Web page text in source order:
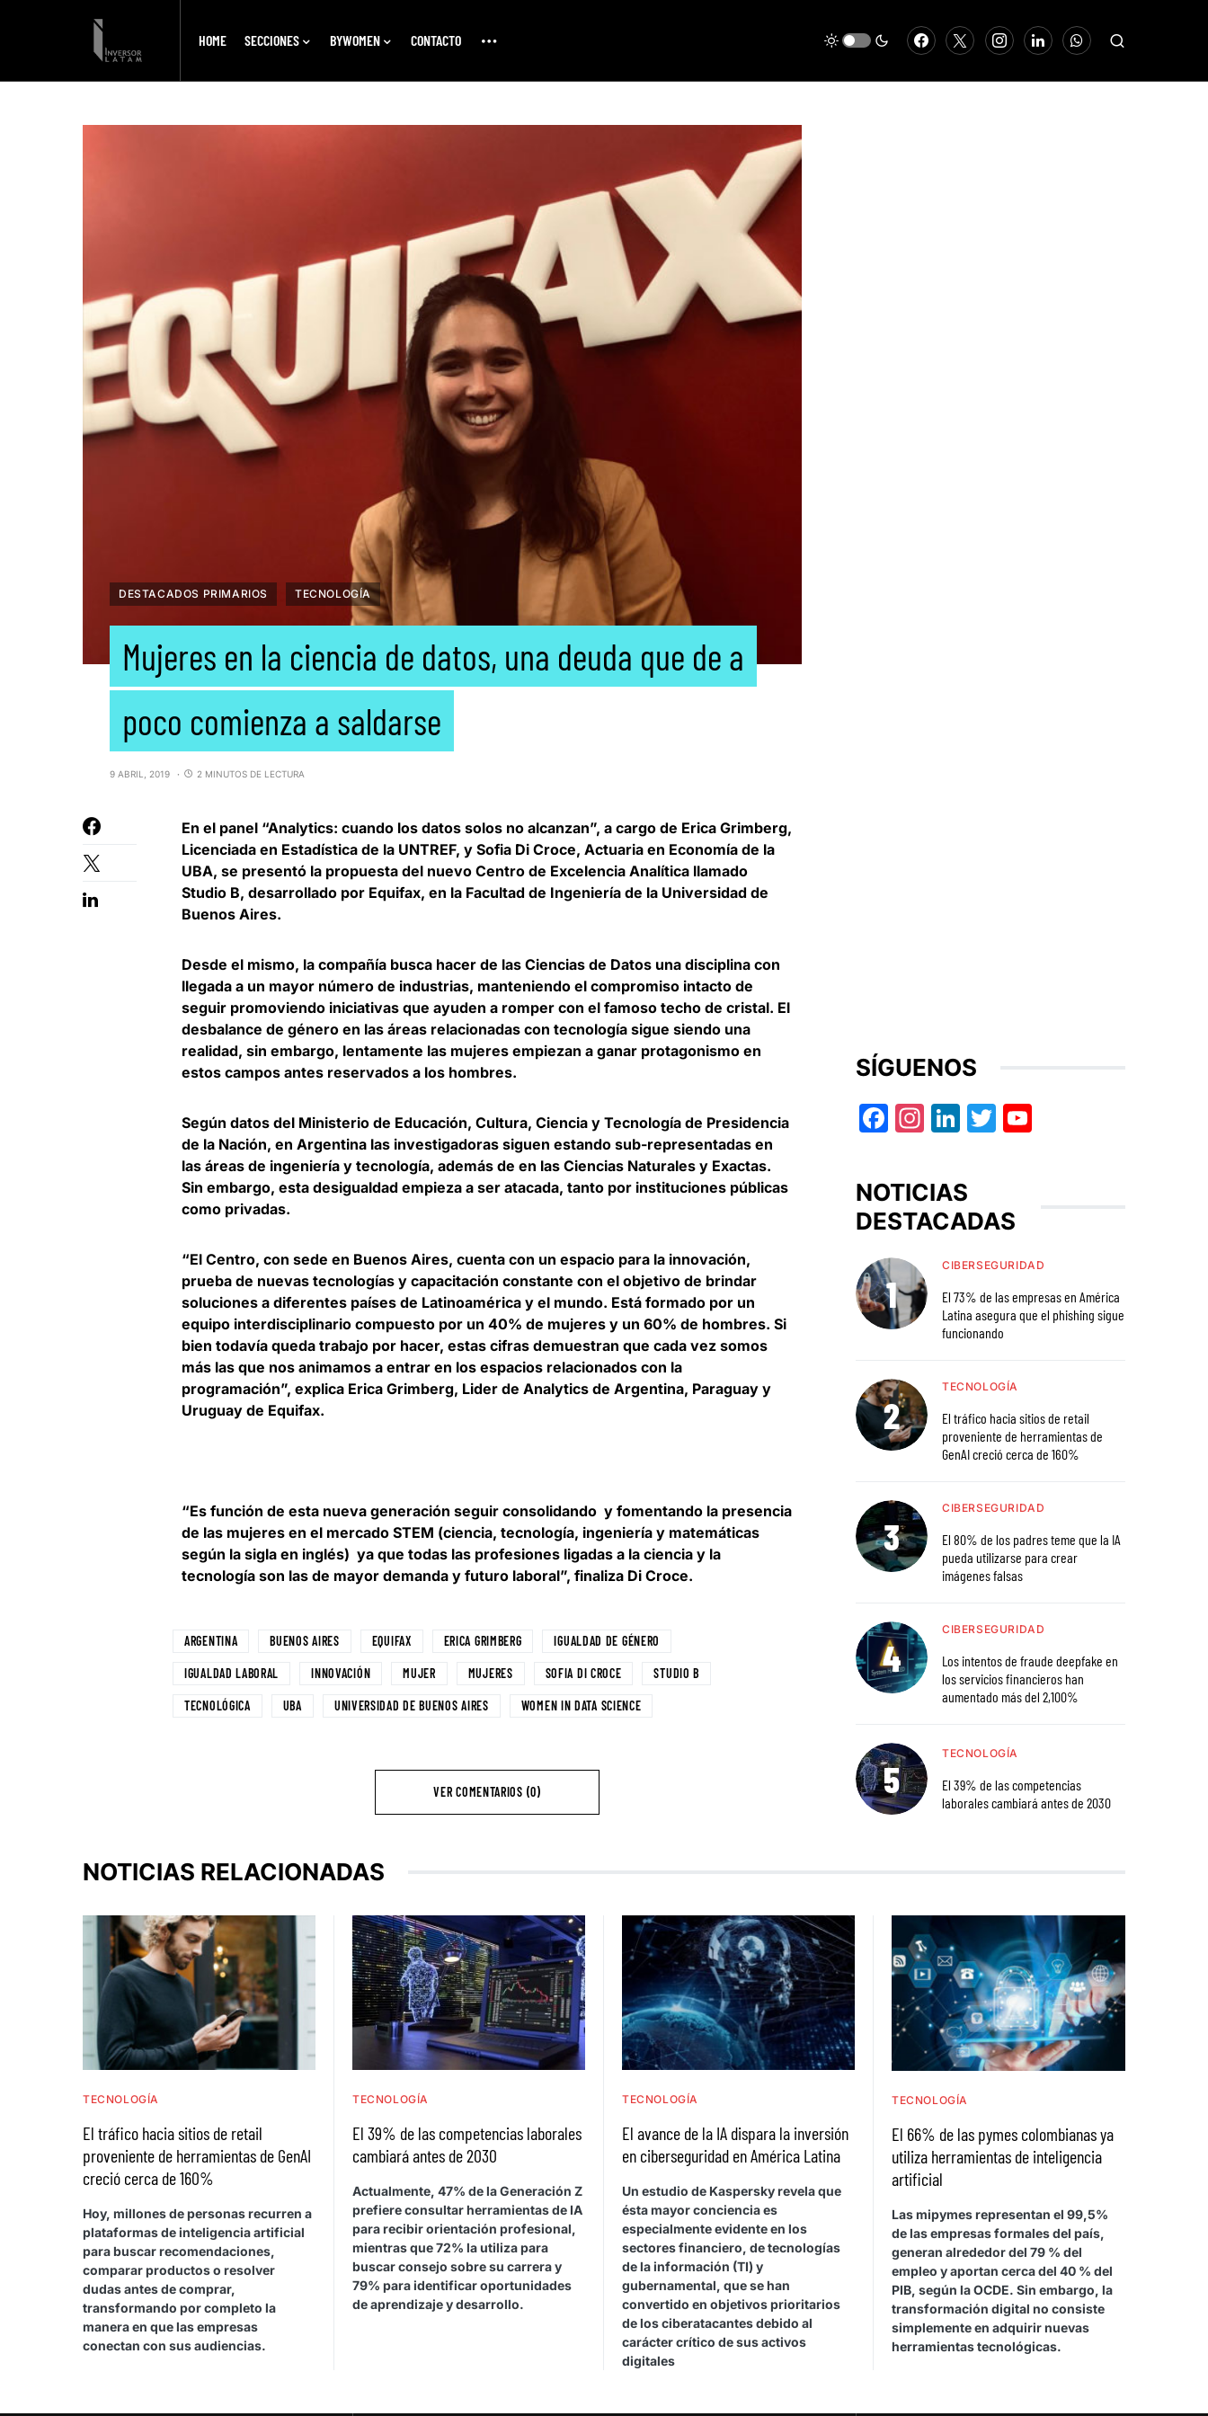
HOME SECCIONES BYWOMEN CONTACTO
DESTACADOS PRIMARIOS TECNOLOGÍA
Mujeres en la ciencia de datos, una deuda que de a
poco comienza a saldarse
9 ABRIL, 2019 2 MINUTOS DE LECTURA
En el panel “Analytics: cuando los datos solos no alcanzan”, a cargo de Erica Grimberg,
Licenciada en Estadística de la UNTREF, y Sofia Di Croce, Actuaria en Economía de la
UBA, se presentó la propuesta del nuevo Centro de Excelencia Analítica llamado
Studio B, desarrollado por Equifax, en la Facultad de Ingeniería de la Universidad de
Buenos Aires.
Desde el mismo, la compañía busca hacer de las Ciencias de Datos una disciplina con
llegada a un mayor número de industrias, manteniendo el compromiso intacto de
seguir promoviendo iniciativas que ayuden a romper con el famoso techo de cristal. El
desbalance de género en las áreas relacionadas con tecnología sigue siendo una
realidad, sin embargo, lentamente las mujeres empiezan a ganar protagonismo en
estos campos antes reservados a los hombres.
Según datos del Ministerio de Educación, Cultura, Ciencia y Tecnología de Presidencia
de la Nación, en Argentina las investigadoras siguen estando sub-representadas en
las áreas de ingeniería y tecnología, además de en las Ciencias Naturales y Exactas.
Sin embargo, esta desigualdad empieza a ser atacada, tanto por instituciones públicas
como privadas.
“El Centro, con sede en Buenos Aires, cuenta con un espacio para la innovación,
prueba de nuevas tecnologías y capacitación constante con el objetivo de brindar
soluciones a diferentes países de Latinoamérica y el mundo. Está formado por un
equipo interdisciplinario compuesto por un 40% de mujeres y un 60% de hombres. Si
bien todavía queda trabajo por hacer, estas cifras demuestran que cada vez somos
más las que nos animamos a entrar en los espacios relacionados con la
programación”, explica Erica Grimberg, Lider de Analytics de Argentina, Paraguay y
Uruguay de Equifax.
“Es función de esta nueva generación seguir consolidando y fomentando la presencia
de las mujeres en el mercado STEM (ciencia, tecnología, ingeniería y matemáticas
según la sigla en inglés) ya que todas las profesiones ligadas a la ciencia y la
tecnología son las de mayor demanda y futuro laboral”, finaliza Di Croce.
ARGENTINA BUENOS AIRES EQUIFAX ERICA GRIMBERG IGUALDAD DE GÉNERO
IGUALDAD LABORAL INNOVACIÓN MUJER MUJERES SOFIA DI CROCE STUDIO B
TECNOLÓGICA UBA UNIVERSIDAD DE BUENOS AIRES WOMEN IN DATA SCIENCE
VER COMENTARIOS (0)
SÍGUENOS
Facebook
Instagram
LinkedIn
Twitter
NOTICIAS
DESTACADAS
CIBERSEGURIDAD
El 73% de las empresas en América
Latina asegura que el phishing sigue
funcionando
TECNOLOGÍA
El tráfico hacia sitios de retail
proveniente de herramientas de
GenAI creció cerca de 160%
CIBERSEGURIDAD
El 80% de los padres teme que la IA
pueda utilizarse para crear
imágenes falsas
CIBERSEGURIDAD
Los intentos de fraude deepfake en
los servicios financieros han
aumentado más del 2,100%
TECNOLOGÍA
El 39% de las competencias
laborales cambiará antes de 2030
NOTICIAS RELACIONADAS
TECNOLOGÍA
El tráfico hacia sitios de retail
proveniente de herramientas de GenAI
creció cerca de 160%
Hoy, millones de personas recurren a
plataformas de inteligencia artificial
para buscar recomendaciones,
comparar productos o resolver
dudas antes de comprar,
transformando por completo la
manera en que las empresas
conectan con sus audiencias.
TECNOLOGÍA
El 39% de las competencias laborales
cambiará antes de 2030
Actualmente, 47% de la Generación Z
prefiere consultar herramientas de IA
para recibir orientación profesional,
mientras que 72% la utiliza para
buscar consejo sobre su carrera y
79% para identificar oportunidades
de aprendizaje y desarrollo.
TECNOLOGÍA
El avance de la IA dispara la inversión
en ciberseguridad en América Latina
Un estudio de Kaspersky revela que
ésta mayor conciencia es
especialmente evidente en los
sectores financiero, de tecnologías
de la información (TI) y
gubernamental, que se han
convertido en objetivos prioritarios
de los ciberatacantes debido al
carácter crítico de sus activos
digitales
TECNOLOGÍA
El 66% de las pymes colombianas ya
utiliza herramientas de inteligencia
artificial
Las mipymes representan el 99,5%
de las empresas formales del país,
generan alrededor del 79 % del
empleo y aportan cerca del 40 % del
PIB, según la OCDE. Sin embargo, la
transformación digital no consiste
simplemente en adquirir nuevas
herramientas tecnológicas.